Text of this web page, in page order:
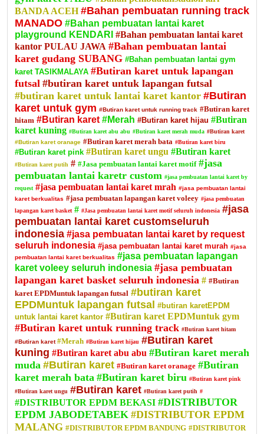
BANDA ACEH #Bahan pembuatan running track
MANADO #Bahan pembuatan lantai karet
playground KENDARI #Bahan pembuatan lantai karet
kantor PULAU JAWA #Bahan pembuatan lantai
karet gudang SUBANG #Bahan pembuatan lantai gym
karet TASIKMALAYA #Butiran karet untuk lapangan
futsal #butiran karet untuk lapangan futsal
#butiran karet untuk lantai karet kantor #Butiran
karet untuk gym #Butiran karet untuk running track #Butiran karet
hitam #Butiran karet #Merah #Butiran karet hijau #Butiran
karet kuning #Butiran karet abu abu #Butiran karet merah muda #Butiran karet
#Butiran karet oranage #Butiran karet merah bata #Butiran karet biru
#Butiran karet pink #Butiran karet ungu #Butiran karet
#Butiran karet putih # #Jasa pembuatan lantai karet motif #jasa
pembuatan lantai karetr custom #jasa pembuatan lantai karet by
request #jasa pembuatan lantai karet mrah #jasa pembuatan lantai
karet berkualitas #jasa pembuatan lapangan karet voleey #jasa pembuatan
lapangan karet basket # #Jasa pembuatan lantai karet motif seluruh indonesia #jasa
pembuatan lantai karet customseluruh
indonesia #jasa pembuatan lantai karet by request
seluruh indonesia #jasa pembuatan lantai karet murah #jasa
pembuatan lantai karet berkualitas #jasa pembuatan lapangan
karet voleey seluruh indonesia #jasa pembuatan
lapangan karet basket seluruh indonesia # #Butiran
karet EPDMuntuk lapangan futsal #butiran karet
EPDMuntuk lapangan futsal #butiran karetEPDM
untuk lantai karet kantor #Butiran karet EPDMuntuk gym
#Butiran karet untuk running track #Butiran karet hitam
#Butiran karet#Merah #Butiran karet hijau #Butiran karet
kuning #Butiran karet abu abu #Butiran karet merah
muda #Butiran karet #Butiran karet oranage #Butiran
karet merah bata #Butiran karet biru #Butiran karet pink
#Butiran karet ungu #Butiran karet #Butiran karet putih #
#DISTRIBUTOR EPDM BEKASI #DISTRIBUTOR
EPDM JABODETABEK #DISTRIBUTOR EPDM
MALANG #DISTRIBUTOR EPDM BANDUNG #DISTRIBUTOR